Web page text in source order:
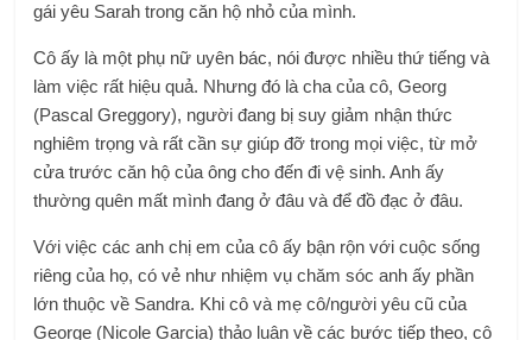
gái yêu Sarah trong căn hộ nhỏ của mình.
Cô ấy là một phụ nữ uyên bác, nói được nhiều thứ tiếng và
làm việc rất hiệu quả. Nhưng đó là cha của cô, Georg
(Pascal Greggory), người đang bị suy giảm nhận thức
nghiêm trọng và rất cần sự giúp đỡ trong mọi việc, từ mở
cửa trước căn hộ của ông cho đến đi vệ sinh. Anh ấy
thường quên mất mình đang ở đâu và để đồ đạc ở đâu.
Với việc các anh chị em của cô ấy bận rộn với cuộc sống
riêng của họ, có vẻ như nhiệm vụ chăm sóc anh ấy phần
lớn thuộc về Sandra. Khi cô và mẹ cô/người yêu cũ của
George (Nicole Garcia) thảo luận về các bước tiếp theo, cô